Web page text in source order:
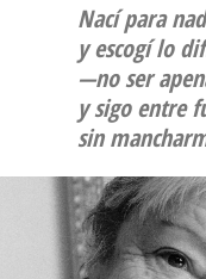
Nací para
y escogí lo
—no ser
y sigo entre
sin